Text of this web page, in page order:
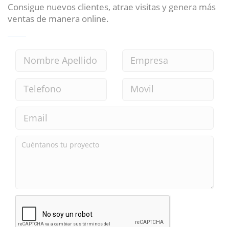
Consigue nuevos clientes, atrae visitas y genera más
ventas de manera online.